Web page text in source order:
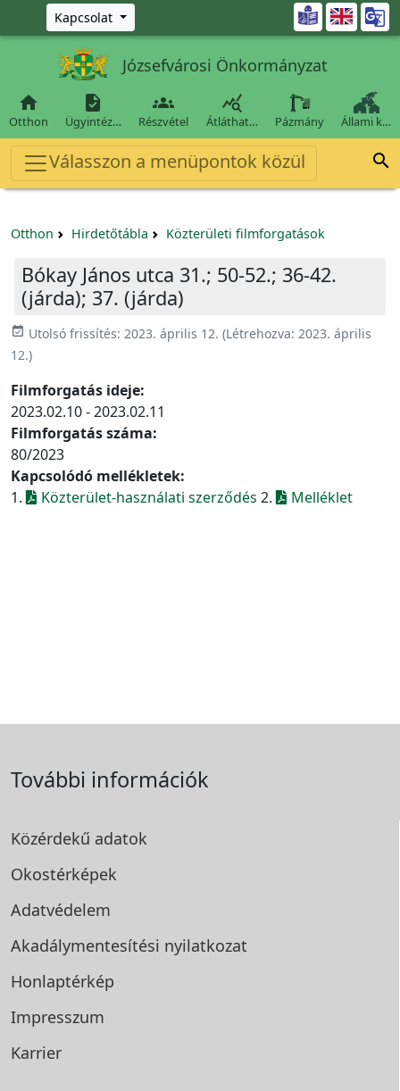
Ugrás a fő tartalomra
Kapcsolat 
Józsefvárosi Önkormányzat

Otthon

Ügyintéz…

Részvétel

Átláthat… Pázmány Állami k…
Válasszon a menüpontok közül 
Otthon Hirdetőtábla Közterületi filmforgatások
Bókay János utca 31.; 50-52.; 36-42.
(járda); 37. (járda)
event_available Utolsó frissítés: 2023. április 12. (Létrehozva: 2023. április
12.)
Filmforgatás ideje:
2023.02.10 - 2023.02.11
Filmforgatás száma:
80/2023
Kapcsolódó mellékletek:
1.
Közterület-használati szerződés 2. Melléklet
További információk
Közérdekű adatok
Okostérképek
Adatvédelem
Akadálymentesítési nyilatkozat
Honlaptérkép
Impresszum
Karrier